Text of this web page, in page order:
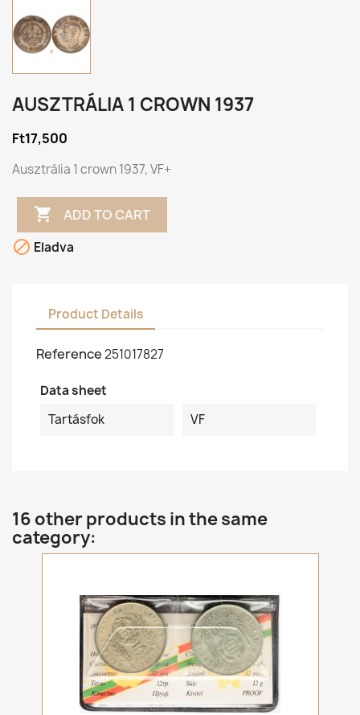
AUSZTRÁLIA 1 CROWN 1937
Ft17,500
Ausztrália 1 crown 1937, VF+
 ADD TO CART
 Eladva
Product Details
Reference251017827
Data sheet
Tartásfok
VF
16 other products in the same
category: